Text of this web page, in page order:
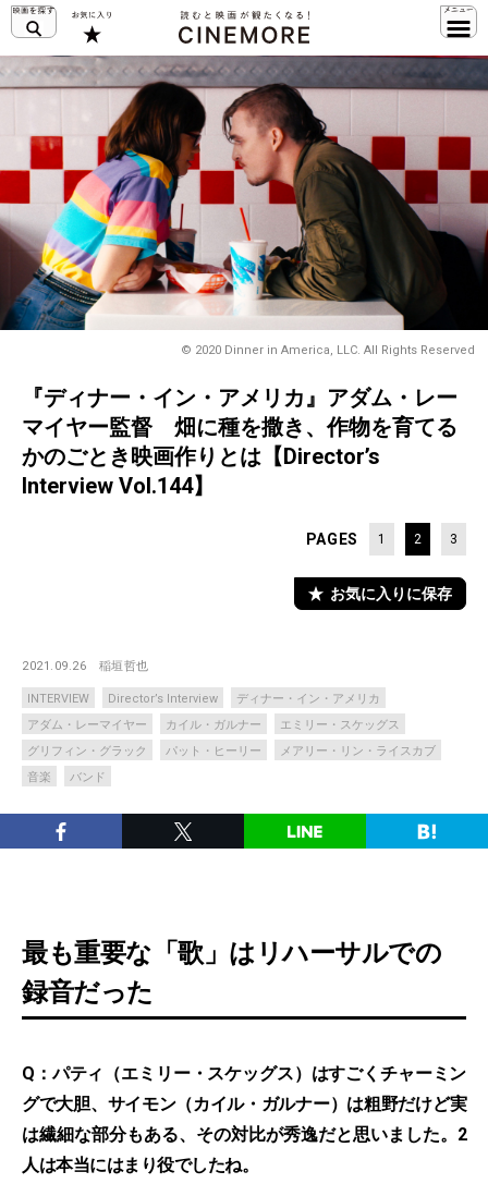
© 2020 Dinner in America, LLC. All Rights Reserved
『ディナー・イン・アメリカ』アダム・レー
マイヤー監督 畑に種を撒き、作物を育てる
かのごとき映画作りとは【Director’s
Interview Vol.144】
PAGES 1 2 3
お気に入りに保存
2021.09.26 稲垣哲也
INTERVIEW Director’s Interview
ディナー・イン・アメリカ
アダム・レーマイヤー
カイル・ガルナー
エミリー・スケッグス
グリフィン・グラック
パット・ヒーリー
メアリー・リン・ライスカブ
音楽
バンド
最も重要な「歌」はリハーサルでの
録音だった
Q：パティ（エミリー・スケッグス）はすごくチャーミン
グで大胆、サイモン（カイル・ガルナー）は粗野だけど実
は繊細な部分もある、その対比が秀逸だと思いました。2
人は本当にはまり役でしたね。